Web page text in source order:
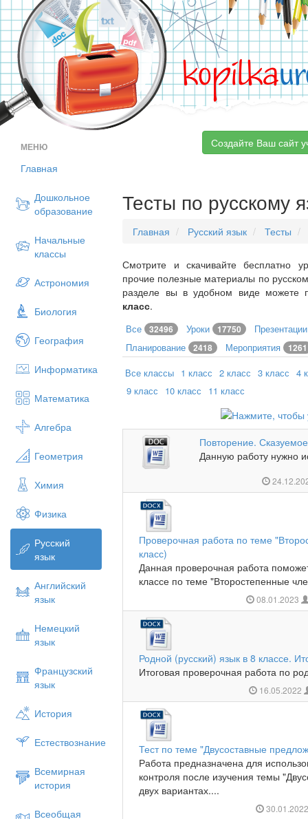
kopilka
МЕНЮ
Главная
Дошкольное
образование
Начальные
классы
Астрономия
Биология
География
Информатика
Математика
Алгебра
Геометрия
Химия
Физика
Русский
язык
Английский
язык
Немецкий
язык
Французский
язык
История
Естествознание
Всемирная
история
Всеобщая
Создайте Ваш сайт
Тесты по русскому
Главная Русский язык Тесты
Смотрите и скачивайте бесплатно
прочие полезные материалы по
разделе вы в удобном виде можете
класс.
Все 32496 Уроки 17750
Планирование 2418 Мероприятия 1261
Все классы 1 класс 2 класс 3 класс 4
9 класс
10 класс 11 класс
Повторение. Сказуемое
Данную работу нужно
Проверочная работа по теме
класс)
Данная проверочная работа
классе по теме "Второстепенные
08.01.2023
Родной (русский) язык в 8 классе.
Итоговая проверочная работа по
16.05.2022
Тест по теме "Двусоставные
Работа предназначена для
контроля после изучения темы
двух вариантах....